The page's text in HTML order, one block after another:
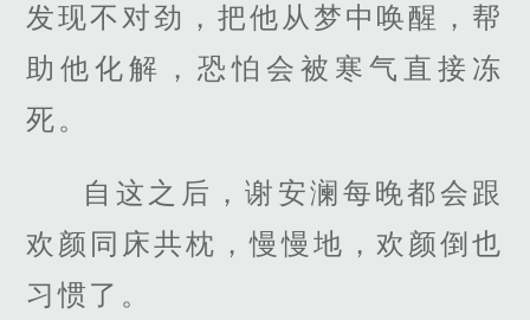
发现不对劲，把他从梦中唤醒，帮
助他化解，恐怕会被寒气直接冻
死。
自这之后，谢安澜每晚都会跟
欢颜同床共枕，慢慢地，欢颜倒也
习惯了。